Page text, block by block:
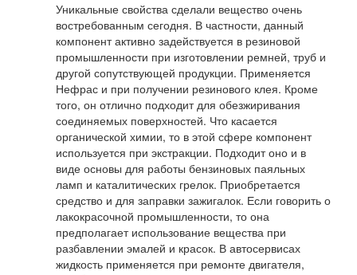
Уникальные свойства сделали вещество очень
востребованным сегодня. В частности, данный
компонент активно задействуется в резиновой
промышленности при изготовлении ремней, труб и
другой сопутствующей продукции. Применяется
Нефрас и при получении резинового клея. Кроме
того, он отлично подходит для обезжиривания
соединяемых поверхностей. Что касается
органической химии, то в этой сфере компонент
используется при экстракции. Подходит оно и в
виде основы для работы бензиновых паяльных
ламп и каталитических грелок. Приобретается
средство и для заправки зажигалок. Если говорить о
лакокрасочной промышленности, то она
предполагает использование вещества при
разбавлении эмалей и красок. В автосервисах
жидкость применяется при ремонте двигателя,